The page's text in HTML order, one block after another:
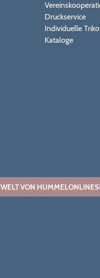
Druckservice
Individuelle
Kataloge
VON